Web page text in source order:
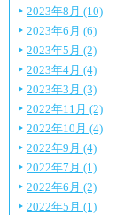
2023年8月 (10)
2023年6月 (6)
2023年5月 (2)
2023年4月 (4)
2023年3月 (3)
2022年11月 (2)
2022年10月 (4)
2022年9月 (4)
2022年7月 (1)
2022年6月 (2)
2022年5月 (1)